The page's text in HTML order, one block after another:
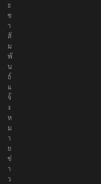
ะ
ช
า
สั
ม
พั
น
ธ์
แ
จ้
ง
ห
ม
า
ย
ข่
า
ว